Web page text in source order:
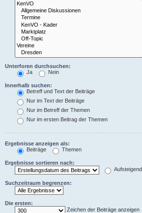
Unterforen durchsuchen:
Ja
Nein
Innerhalb suchen:
Betreff und Text der Beiträge
Nur im Text der Beiträge
Nur im Betreff der Themen
Nur im ersten Beitrag der Themen
Ergebnisse anzeigen als:
Beiträge
Themen
Ergebnisse sortieren nach:
Aufsteigend
Suchzeitraum begrenzen:
Die ersten:
Zeichen der Beiträge anzeigen